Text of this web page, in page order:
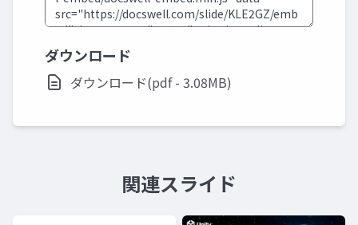
ダウンロード
ダウンロード(pdf - 3.08MB)
関連スライド